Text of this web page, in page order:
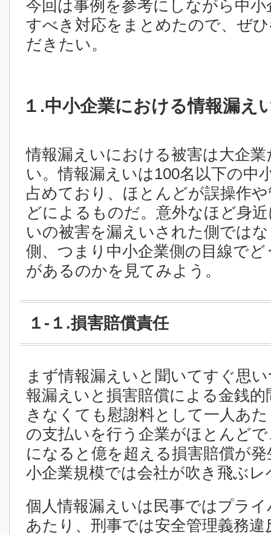
今回は事例を参考にしながら中
すべき対応をまとめたので、ぜ
だきたい。
１.中小企業における情報漏え
情報漏えいにおける被害は大企
い。情報漏えいは100名以下の中
占めており、ほとんどが誤操作
どによるものだ。意外なほど身
いの被害を漏えいされた側では
側、つまり中小企業側の目線で
があるのかを見てみよう。
１-１.損害賠償責任
まず情報漏えいと聞いてすぐ思
報漏えいと損害賠償による金銭的
きなくても慰謝料として一人あ
の支払いを行う企業がほとんど
になると億を超える損害賠償が
小企業規模では会社が吹き飛ぶ
個人情報漏えいは民事ではプラ
あたり、刑事では安全管理義務違